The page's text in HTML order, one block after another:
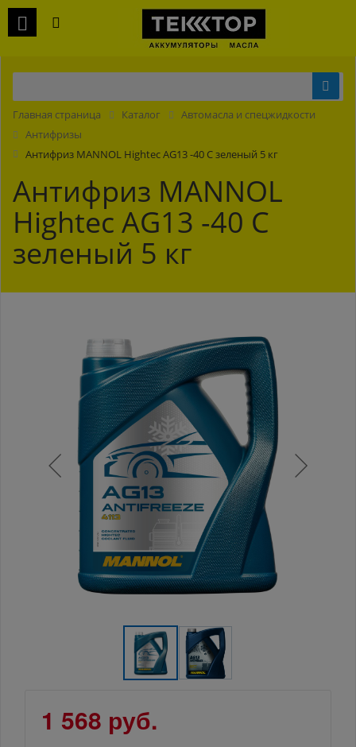
Главная страница Каталог
Автомасла и спецжидкости
Антифризы
Антифриз MANNOL Hightec AG13 -40 С зеленый 5 кг
Антифриз MANNOL
Hightec AG13 -40 С
зеленый 5 кг
1 568 руб.